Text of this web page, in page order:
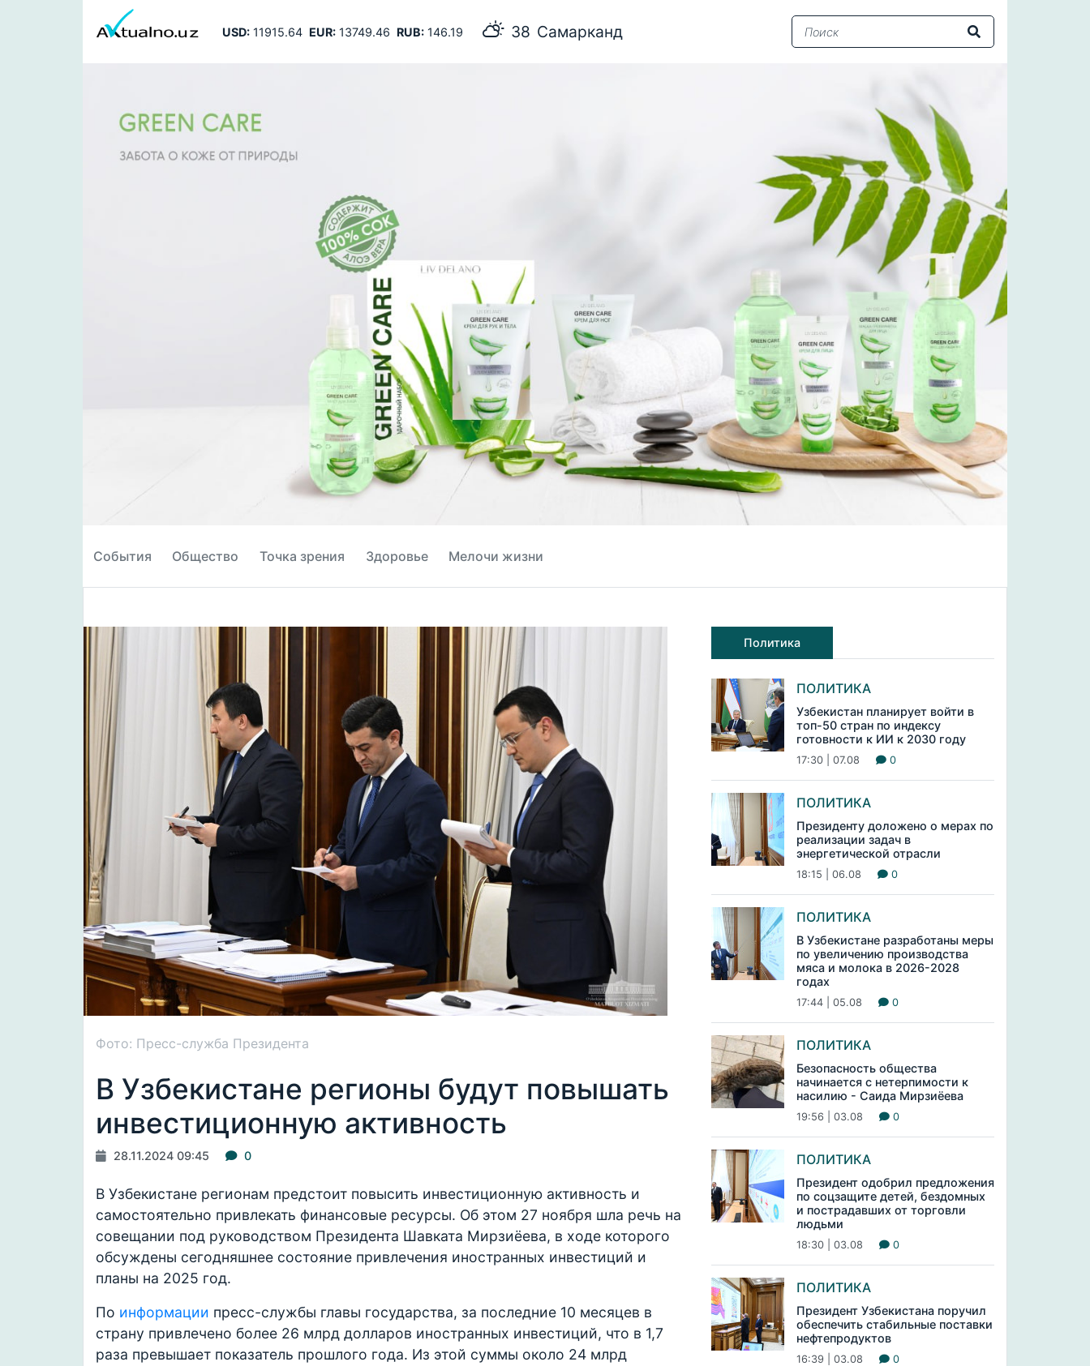
USD:11915.64 EUR:13749.46 RUB:146.19 38 Самарканд
События Общество Точка зрения Здоровье Мелочи жизни
Фото: Пресс-служба Президента
В Узбекистане регионы будут повышать
инвестиционную активность
28.11.2024 09:45 0
В Узбекистане регионам предстоит повысить инвестиционную активность и
самостоятельно привлекать финансовые ресурсы. Об этом 27 ноября шла речь на
совещании под руководством Президента Шавката Мирзиёева, в ходе которого
обсуждены сегодняшнее состояние привлечения иностранных инвестиций и
планы на 2025 год.
По информации пресс-службы главы государства, за последние 10 месяцев в
страну привлечено более 26 млрд долларов иностранных инвестиций, что в 1,7
раза превышает показатель прошлого года. Из этой суммы около 24 млрд
Политика
ПОЛИТИКА
Узбекистан планирует войти в
топ-50 стран по индексу
готовности к ИИ к 2030 году
17:30 | 07.08 0
ПОЛИТИКА
Президенту доложено о мерах по
реализации задач в
энергетической отрасли
18:15 | 06.08 0
ПОЛИТИКА
В Узбекистане разработаны меры
по увеличению производства
мяса и молока в 2026-2028
годах
17:44 | 05.08 0
ПОЛИТИКА
Безопасность общества
начинается с нетерпимости к
насилию - Саида Мирзиёева
19:56 | 03.08 0
ПОЛИТИКА
Президент одобрил предложения
по соцзащите детей, бездомных
и пострадавших от торговли
людьми
18:30 | 03.08 0
ПОЛИТИКА
Президент Узбекистана поручил
обеспечить стабильные поставки
нефтепродуктов
16:39 | 03.08 0